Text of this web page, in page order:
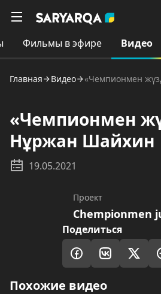
Фильмы в эфире Видео
Главная Видео «Чемпионмен
«Чемпионмен
Нұржан Шайхин
19.05.2021
Проект
Chempionmen
Поделиться
Похожие видео